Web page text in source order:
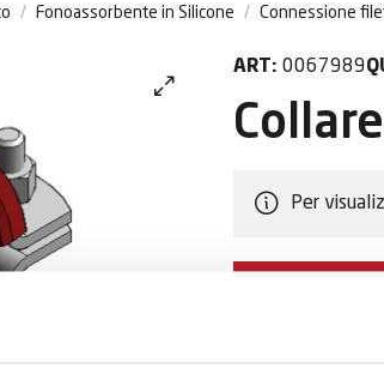
Fonoassorbente in Silicone Connessione
ART: 0067989
Per